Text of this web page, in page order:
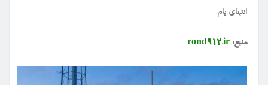
انتهای پام
منبع: rond912.ir